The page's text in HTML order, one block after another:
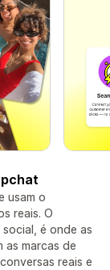
usam o
reais. O
é onde as
as marcas de
reais e